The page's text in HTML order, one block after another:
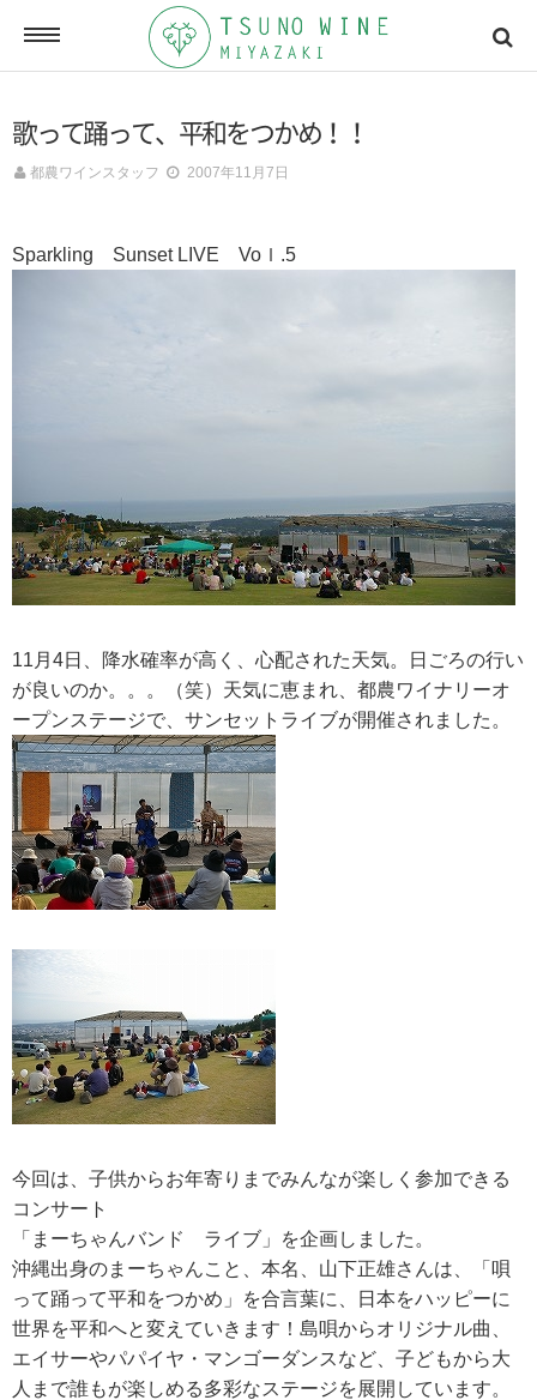
ONLINE SHOP
オンラインショッピング
メールマガジン
RECRUIT
DATA
会社概要
歌って踊って、平和をつかめ！！
都農ワインスタッフ 2007年11月7日
Sparkling Sunset LIVE Voｌ.5
11月4日、降水確率が高く、心配された天気。日ごろの行い
が良いのか。。。（笑）天気に恵まれ、都農ワイナリーオ
ープンステージで、サンセットライブが開催されました。
今回は、子供からお年寄りまでみんなが楽しく参加できる
コンサート
「まーちゃんバンド ライブ」を企画しました。
沖縄出身のまーちゃんこと、本名、山下正雄さんは、「唄
って踊って平和をつかめ」を合言葉に、日本をハッピーに
世界を平和へと変えていきます！島唄からオリジナル曲、
エイサーやパパイヤ・マンゴーダンスなど、子どもから大
人まで誰もが楽しめる多彩なステージを展開しています。